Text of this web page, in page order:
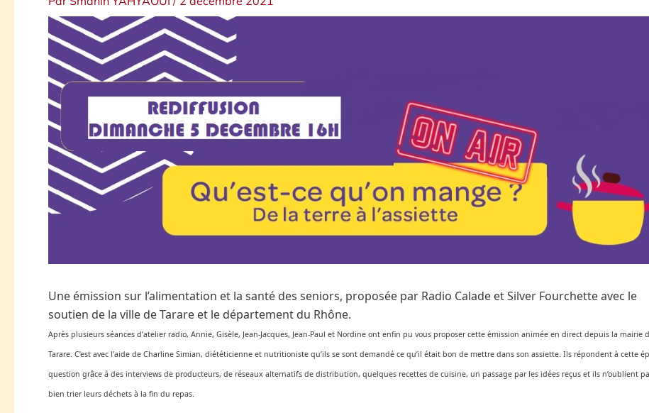
Une émission sur l’alimentation et la santé des seniors, proposée par Radio Calade etSilver Fourchetteavec le
soutien de la ville de Tarare et le département du Rhône.
Après plusieurs séances d’atelier radio, Annie, Gisèle, Jean-Jacques, Jean-Paul et Nordine ont enfin pu vous proposer cette émission animée en direct depuis la mairie
Tarare. C’est avec l’aide de Charline Simian, diététicienne et nutritioniste qu’ils se sont demandé ce qu’il était bon de mettre dans son assiette. Ils répondent à cette
question grâce à des interviews de producteurs, de réseaux alternatifs de distribution, quelques recettes de cuisine, un passage par les idées reçus et ils n’oublient
bien trier leurs déchets à la fin du repas.